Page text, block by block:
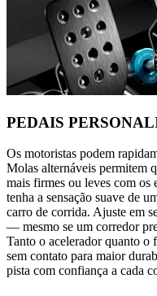
PEDAIS
Os motoristas podem
Molas alternáveis permitem
mais firmes ou leves com os
tenha a sensação suave de
carro de corrida. Ajuste em
— mesmo se um corredor
Tanto o acelerador quanto o
sem contato para maior
pista com confiança a cada